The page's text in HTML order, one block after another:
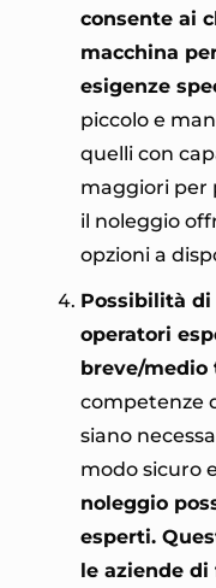
consente ai
macchina
esigenze
piccolo e
quelli con
maggiori per
il noleggio
opzioni a
Possibilità
operatori
breve/medio
competenze
siano
modo sicuro
noleggio
esperti.
le aziende